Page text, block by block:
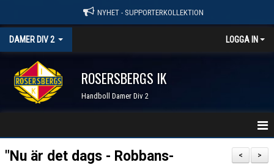
NYHET - SUPPORTERKOLLEKTION
DAMER DIV 2 LOGGA IN
ROSERSBERGS IK
Handboll Damer Div 2
STARTSIDA
>
<
"Nu är det dags - Robbans-